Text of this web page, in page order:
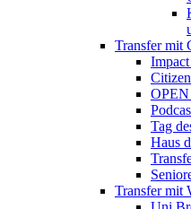
Transfer mit
Tag
Haus
Transfer mit